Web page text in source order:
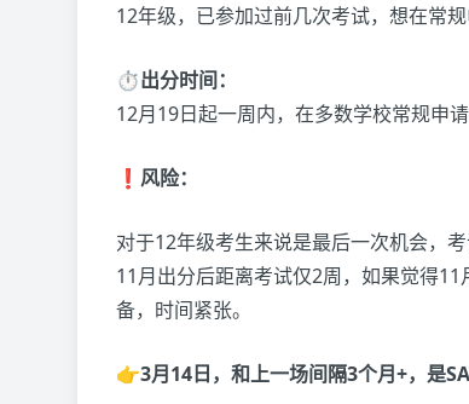
12年级，已参加过前几次考试，想在常规
⏱️出分时间：
12月19日起一周内，在多数学校常规申请
❗风险：
对于12年级考生来说是最后一次机会，考
11月出分后距离考试仅2周，如果觉得
备，时间紧张。
👉3月14日，和上一场间隔3个月+，是